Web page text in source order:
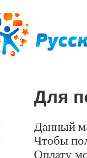
Для
Данный
Чтобы
Оплату